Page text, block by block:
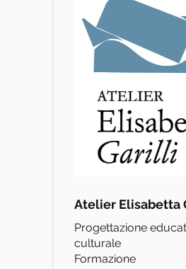
Atelier Elisabetta
Progettazione
culturale
Formazione